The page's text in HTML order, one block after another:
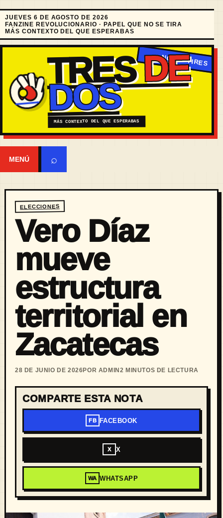
JUEVES 6 DE AGOSTO DE 2026
FANZINE REVOLUCIONARIO · PAPEL QUE NO SE TIRA
MÁS CONTEXTO DEL QUE ESPERABAS
TRESDE
DOS
MÁS CONTEXTO DEL QUE ESPERABAS
MENÚ ⌕
ELECCIONES
Vero Díaz
mueve
estructura
territorial en
Zacatecas
28 DE JUNIO DE 2026POR ADMIN 2 MINUTOS DE LECTURA
COMPARTE ESTA NOTA
FB FACEBOOK
X X
WA WHATSAPP